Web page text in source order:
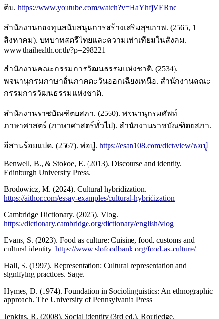
ติบ. https://www.youtube.com/watch?v=HaYhfjVERnc
สำนักงานกองทุนสนับสนุนการสร้างเสริมสุขภาพ. (2565, 1
สิงหาคม). บทบาทสตรีไทยและความเท่าเทียมในสังคม.
www.thaihealth.or.th/?p=298221
สำนักงานคณะกรรมการวัฒนธรรมแห่งชาติ. (2534).
พจนานุกรมภาษาถิ่นภาคตะวันออกเฉียงเหนือ. สำนักงานคณะ
กรรมการวัฒนธรรมแห่งชาติ.
สำนักงานราชบัณฑิตยสภา. (2560). พจนานุกรมศัพท์
ภาษาศาสตร์ (ภาษาศาสตร์ทั่วไป). สำนักงานราชบัณฑิตยสภา.
อีสานร้อยแปด. (2567). พ่อปู่. https://esan108.com/dict/view/พ่อปู่
Benwell, B., & Stokoe, E. (2013). Discourse and identity.
Edinburgh University Press.
Brodowicz, M. (2024). Cultural hybridization.
https://aithor.com/essay-examples/cultural-hybridization
Cambridge Dictionary. (2025). Vlog.
https://dictionary.cambridge.org/dictionary/english/vlog
Evans, S. (2023). Food as culture: Cuisine, food, customs and
cultural identity. https://www.slofoodbank.org/food-as-culture/
Hall, S. (1997). Representation: Cultural representation and
signifying practices. Sage.
Hymes, D. (1974). Foundation in Sociolinguistics: An ethnographic
approach. The University of Pennsylvania Press.
Jenkins, R. (2008). Social identity (3rd ed.). Routledge.